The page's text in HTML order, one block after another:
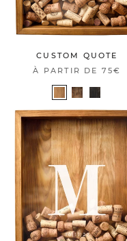
CUSTOM QUOTE
À PARTIR DE 75€